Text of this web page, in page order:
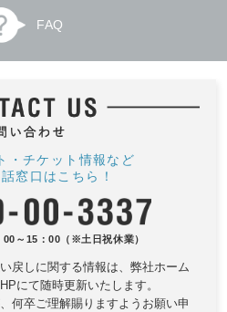
FAQ
・チケット情報など
窓口はこちら！
～15：00（※土日祝休業）
戻しに関する情報は、 弊社ホーム
にて随時更新いたします。
何卒ご理解賜りますようお願い申